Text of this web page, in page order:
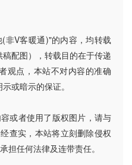
非V客暖通)"的内容，均转载
配图），转载目的在于传递
观点，本站不对内容的准确
或暗示的保证。
或者使用了版权图片，请与
查实，本站将立刻删除侵权
担任何法律及连带责任。